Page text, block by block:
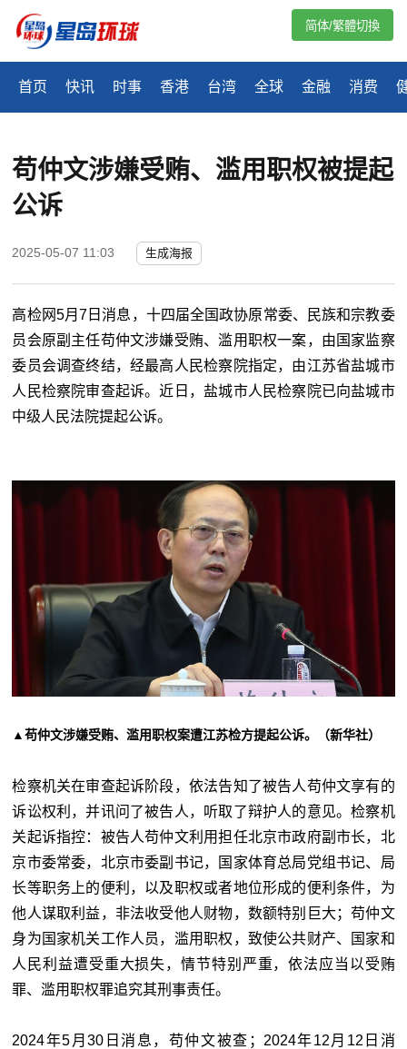
首页 快讯 时事 香港 台湾 全球 金融 消费
简体/繁體切換
苟仲文涉嫌受贿、滥用职权被提起
公诉
2025-05-07 11:03 生成海报
高检网5月7日消息，十四届全国政协原常委、民族和宗教委
员会原副主任苟仲文涉嫌受贿、滥用职权一案，由国家监察
委员会调查终结，经最高人民检察院指定，由江苏省盐城市
人民检察院审查起诉。近日，盐城市人民检察院已向盐城市
中级人民法院提起公诉。
▲苟仲文涉嫌受贿、滥用职权案遭江苏检方提起公诉。（新华社）
检察机关在审查起诉阶段，依法告知了被告人苟仲文享有的
诉讼权利，并讯问了被告人，听取了辩护人的意见。检察机
关起诉指控：被告人苟仲文利用担任北京市政府副市长，北
京市委常委，北京市委副书记，国家体育总局党组书记、局
长等职务上的便利，以及职权或者地位形成的便利条件，为
他人谋取利益，非法收受他人财物，数额特别巨大；苟仲文
身为国家机关工作人员，滥用职权，致使公共财产、国家和
人民利益遭受重大损失，情节特别严重，依法应当以受贿
罪、滥用职权罪追究其刑事责任。
2024年5月30日消息，苟仲文被查；2024年12月12日消